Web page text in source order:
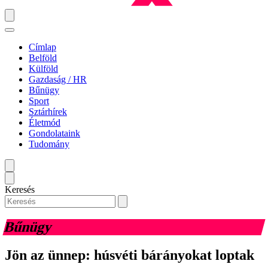
Címlap
Belföld
Külföld
Gazdaság / HR
Bűnügy
Sport
Sztárhírek
Életmód
Gondolataink
Tudomány
Keresés
Bűnügy
Jön az ünnep: húsvéti bárányokat loptak